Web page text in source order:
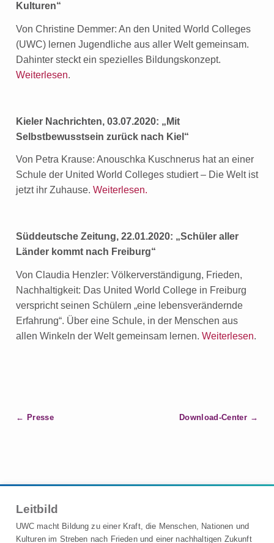
Kulturen“
Von Christine Demmer: An den United World Colleges
(UWC) lernen Jugendliche aus aller Welt gemeinsam.
Dahinter steckt ein spezielles Bildungskonzept.
Weiterlesen.
Kieler Nachrichten, 03.07.2020: „Mit
Selbstbewusstsein zurück nach Kiel“
Von Petra Krause: Anouschka Kuschnerus hat an einer
Schule der United World Colleges studiert – Die Welt ist
jetzt ihr Zuhause. Weiterlesen.
Süddeutsche Zeitung, 22.01.2020: „Schüler aller
Länder kommt nach Freiburg“
Von Claudia Henzler: Völkerverständigung, Frieden,
Nachhaltigkeit: Das United World College in Freiburg
verspricht seinen Schülern „eine lebensverändernde
Erfahrung“. Über eine Schule, in der Menschen aus
allen Winkeln der Welt gemeinsam lernen. Weiterlesen.
B
g
s
n
Presse Download-Center
Leitbild
UWC macht Bildung zu einer Kraft, die Menschen, Nationen und
Kulturen im Streben nach Frieden und einer nachhaltigen Zukunft